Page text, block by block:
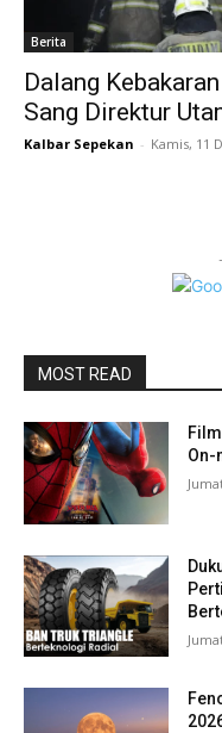
Berita
Dalang
Sang Direktur
Kalbar Sepekan - Kamis, 11
MOST READ
On-